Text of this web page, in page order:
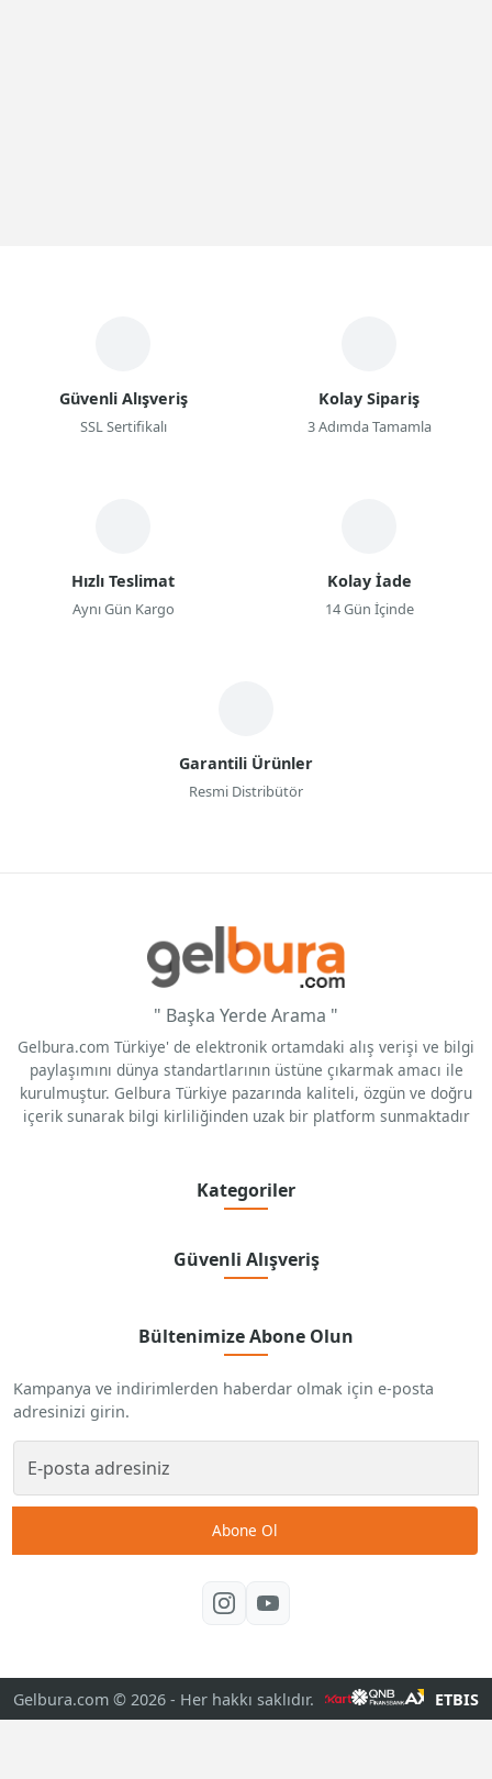
Güvenli Alışveriş
SSL Sertifikalı
Kolay Sipariş
3 Adımda Tamamla
Hızlı Teslimat
Aynı Gün Kargo
Kolay İade
14 Gün İçinde
Garantili Ürünler
Resmi Distribütör
" Başka Yerde Arama "
Gelbura.com Türkiye' de elektronik ortamdaki alış verişi ve bilgi
paylaşımını dünya standartlarının üstüne çıkarmak amacı ile
kurulmuştur. Gelbura Türkiye pazarında kaliteli, özgün ve doğru
içerik sunarak bilgi kirliliğinden uzak bir platform sunmaktadır
Kategoriler
Güvenli Alışveriş
Bültenimize Abone Olun
Kampanya ve indirimlerden haberdar olmak için e-posta
adresinizi girin.
Abone Ol
Gelbura.com © 2026 - Her hakkı saklıdır. ETBIS